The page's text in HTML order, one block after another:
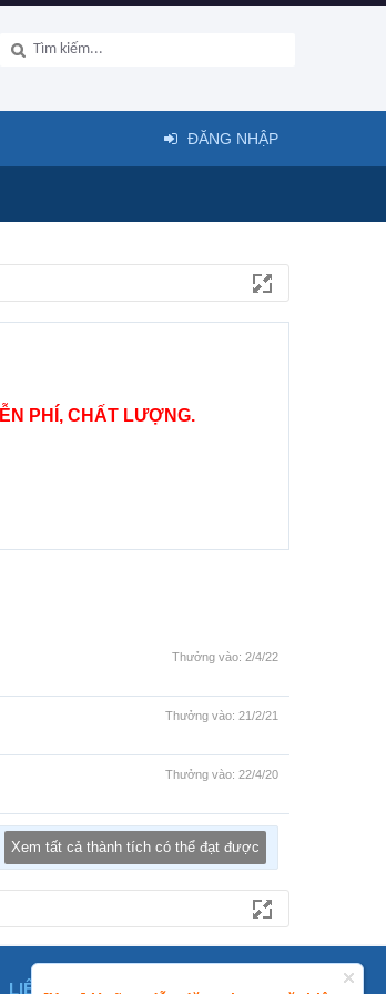
PHÍ, CHẤT LƯỢNG.
Thưởng vào: 2/4/22
Thưởng vào: 21/2/21
Thưởng vào: 22/4/20
Xem tất cả thành tích có thể đạt được
ĐĂNG NHẬP
LIÊN HỆ